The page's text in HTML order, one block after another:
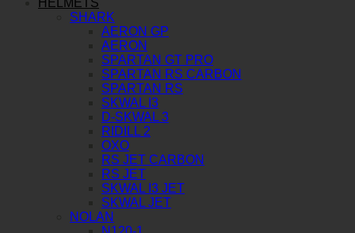
HELMETS
SHARK
AERON GP
AERON
SPARTAN GT PRO
SPARTAN RS CARBON
SPARTAN RS
SKWAL I3
D-SKWAL 3
RIDILL 2
OXO
RS JET CARBON
RS JET
SKWAL I3 JET
SKWAL JET
NOLAN